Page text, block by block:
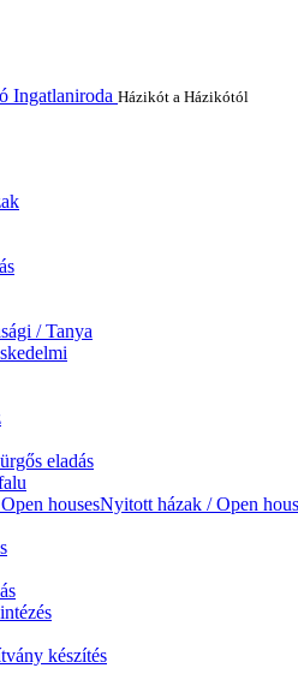
Ingatlaniroda Házikót a Házikótól
/ Tanya
eladás
Nyitott házak / Open
készítés